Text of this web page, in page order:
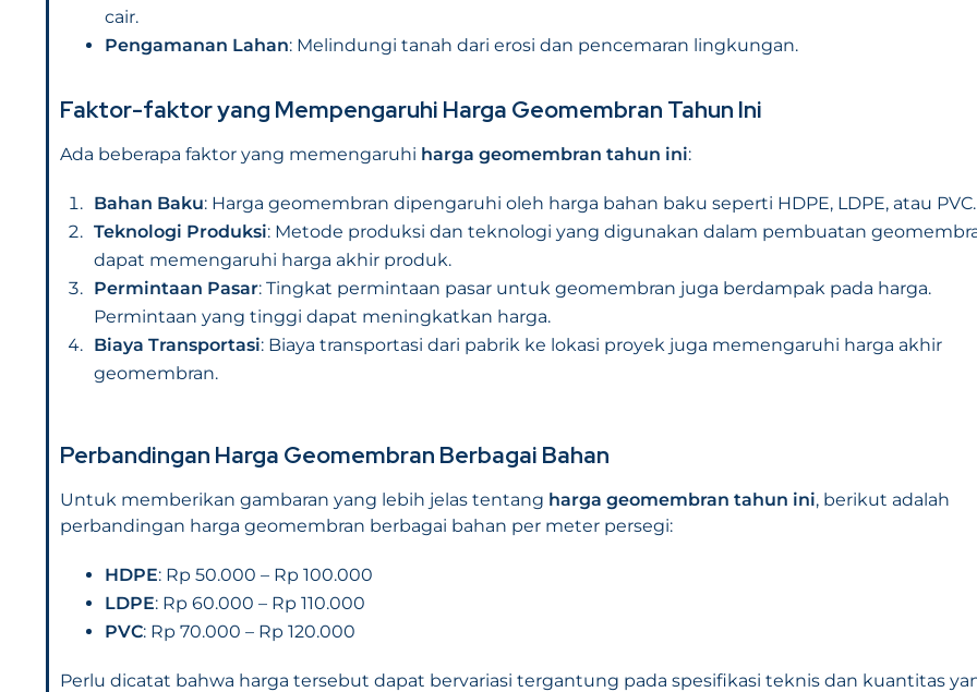
cair.
Pengamanan Lahan: Melindungi tanah dari erosi dan pencemaran lingkungan.
Faktor-faktor yang Mempengaruhi Harga Geomembran Tahun Ini
Ada beberapa faktor yang memengaruhi harga geomembran tahun ini:
Bahan Baku: Harga geomembran dipengaruhi oleh harga bahan baku seperti HDPE, LDPE, atau PVC.
Teknologi Produksi: Metode produksi dan teknologi yang digunakan dalam pembuatan
dapat memengaruhi harga akhir produk.
Permintaan Pasar: Tingkat permintaan pasar untuk geomembran juga berdampak pada harga.
Permintaan yang tinggi dapat meningkatkan harga.
Biaya Transportasi: Biaya transportasi dari pabrik ke lokasi proyek juga memengaruhi harga akhir
geomembran.
Perbandingan Harga Geomembran Berbagai Bahan
Untuk memberikan gambaran yang lebih jelas tentang harga geomembran tahun ini, berikut adalah
perbandingan harga geomembran berbagai bahan per meter persegi:
HDPE: Rp 50.000 – Rp 100.000
LDPE: Rp 60.000 – Rp 110.000
PVC: Rp 70.000 – Rp 120.000
Perlu dicatat bahwa harga tersebut dapat bervariasi tergantung pada spesifikasi teknis dan kuantitas